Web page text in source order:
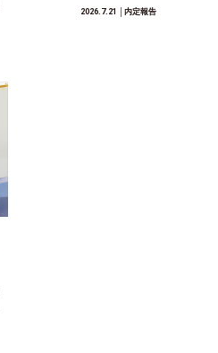
2026.7.21 │内定報告